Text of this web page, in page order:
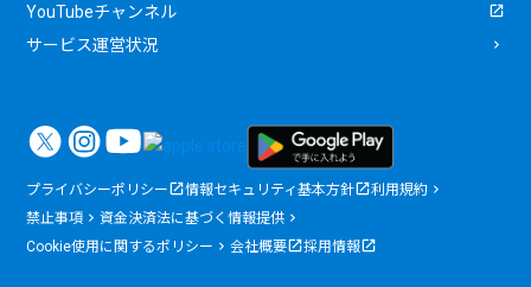
YouTubeチャンネル
サービス運営状況
プライバシーポリシー 情報セキュリティ基本方針
利用規約
禁止事項
資金決済法に基づく情報提供
Cookie使用に関するポリシー
会社概要 採用情報